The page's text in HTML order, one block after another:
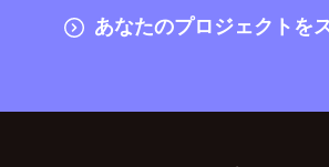
あなたのプロジェクトを